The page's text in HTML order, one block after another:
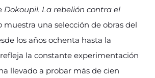
Dokoupil. La rebelión contra el
muestra una selección de obras del
los años ochenta hasta la
la constante experimentación
llevado a probar más de cien